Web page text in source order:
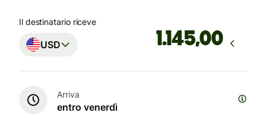
Il destinatario riceve
USD ,00
Arriva
entro venerdì